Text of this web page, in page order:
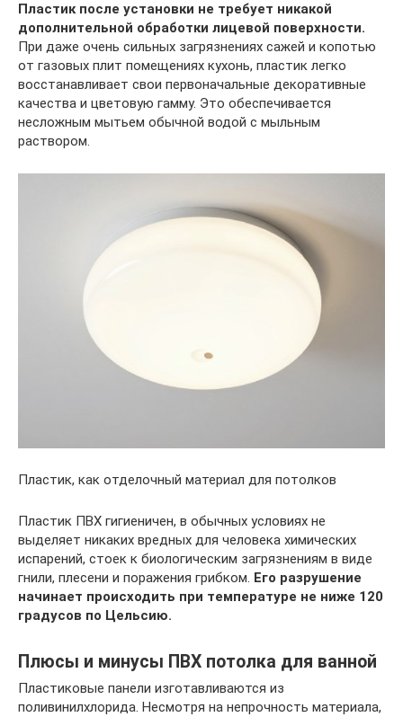
Пластик после установки не требует никакой
дополнительной обработки лицевой поверхности.
При даже очень сильных загрязнениях сажей и копотью
от газовых плит помещениях кухонь, пластик легко
восстанавливает свои первоначальные декоративные
качества и цветовую гамму. Это обеспечивается
несложным мытьем обычной водой с мыльным
раствором.
Пластик, как отделочный материал для потолков
Пластик ПВХ гигиеничен, в обычных условиях не
выделяет никаких вредных для человека химических
испарений, стоек к биологическим загрязнениям в виде
гнили, плесени и поражения грибком. Его разрушение
начинает происходить при температуре не ниже 120
градусов по Цельсию.
Плюсы и минусы ПВХ потолка для ванной
Пластиковые панели изготавливаются из
поливинилхлорида. Несмотря на непрочность материала,